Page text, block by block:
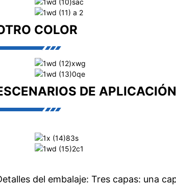
COLOR
DE APLICACIÓN
del embalaje: Tres capas: una